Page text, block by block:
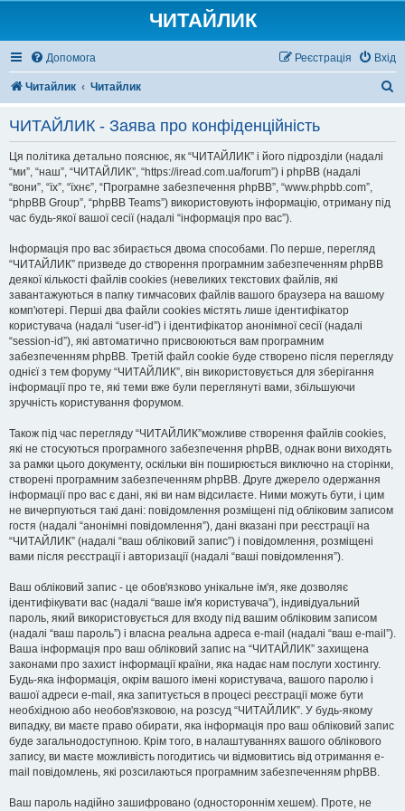
ЧИТАЙЛИК
Допомога Вхід
Реєстрація
Читайлик Читайлик
ЧИТАЙЛИК - Заява про конфіденційність
Ця політика детально пояснює, як “ЧИТАЙЛИК” і його підрозділи (надалі
“ми”, “наш”, “ЧИТАЙЛИК”, “https://iread.com.ua/forum”) і phpBB (надалі
“вони”, “їх”, “їхнє”, “Програмне забезпечення phpBB”, “www.phpbb.com”,
“phpBB Group”, “phpBB Teams”) використовують інформацію, отриману під
час будь-якої вашої сесії (надалі “інформація про вас”).
Інформація про вас збирається двома способами. По перше, перегляд
“ЧИТАЙЛИК” призведе до створення програмним забезпеченням phpBB
деякої кількості файлів cookies (невеликих текстових файлів, які
завантажуються в папку тимчасових файлів вашого браузера на вашому
комп'ютері. Перші два файли cookies містять лише ідентифікатор
користувача (надалі “user-id”) і ідентифікатор анонімної сесії (надалі
“session-id”), які автоматично присвоюються вам програмним
забезпеченням phpBB. Третій файл cookie буде створено після перегляду
однієї з тем форуму “ЧИТАЙЛИК”, він використовується для зберігання
інформації про те, які теми вже були переглянуті вами, збільшуючи
зручність користування форумом.
Також під час перегляду “ЧИТАЙЛИК”можливе створення файлів cookies,
які не стосуються програмного забезпечення phpBB, однак вони виходять
за рамки цього документу, оскільки він поширюється виключно на сторінки,
створені програмним забезпеченням phpBB. Друге джерело одержання
інформації про вас є дані, які ви нам відсилаєте. Ними можуть бути, і цим
не вичерпуються такі дані: повідомлення розміщені під обліковим записом
гостя (надалі “анонімні повідомлення”), дані вказані при реєстрації на
“ЧИТАЙЛИК” (надалі “ваш обліковий запис”) і повідомлення, розміщені
вами після реєстрації і авторизації (надалі “ваші повідомлення”).
Ваш обліковий запис - це обов'язково унікальне ім'я, яке дозволяє
ідентифікувати вас (надалі “ваше ім'я користувача”), індивідуальний
пароль, який використовується для входу під вашим обліковим записом
(надалі “ваш пароль”) і власна реальна адреса e-mail (надалі “ваш e-mail”).
Ваша інформація про ваш обліковий запис на “ЧИТАЙЛИК” захищена
законами про захист інформації країни, яка надає нам послуги хостингу.
Будь-яка інформація, окрім вашого імені користувача, вашого паролю і
вашої адреси e-mail, яка запитується в процесі реєстрації може бути
необхідною або необов'язковою, на розсуд “ЧИТАЙЛИК”. У будь-якому
випадку, ви маєте право обирати, яка інформація про ваш обліковий запис
буде загальнодоступною. Крім того, в налаштуваннях вашого облікового
запису, ви маєте можливість погодитись чи відмовитись від отримання e-
mail повідомлень, які розсилаються програмним забезпеченням phpBB.
Ваш пароль надійно зашифровано (одностороннім хешем). Проте, не